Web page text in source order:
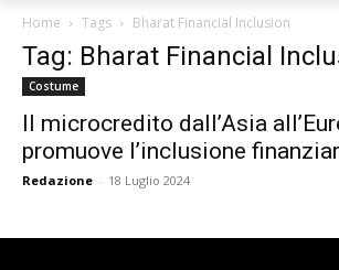
Home Tags Bharat Financial Inclusion
Tag: Bharat Financial
Costume
Il microcredito dall’Asia
promuove l’inclusione
Redazione - 18 Luglio 2024